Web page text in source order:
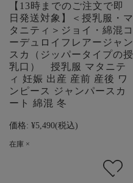
【13時までのご注文で即
日発送対象】＜授乳服・マ
タニティ＞ジョイ・綿混コ
ーデュロイフレアージャン
スカ（ジッパータイプの授
乳口） 授乳服 マタニテ
ィ 妊娠 出産 産前 産後 ワ
ンピース ジャンパースカ
ート 綿混 冬
価格: ¥5,490(税込)
在庫 ×